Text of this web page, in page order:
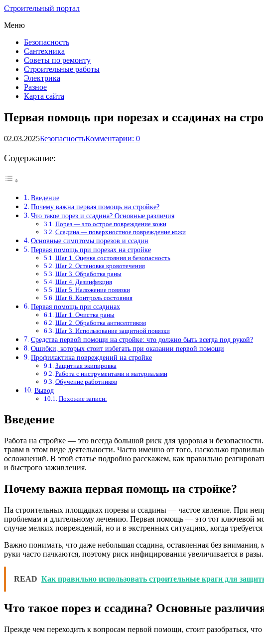
Строительный портал
Меню
Безопасность
Сантехника
Советы по ремонту
Строительные работы
Электрика
Разное
Карта сайта
Первая помощь при порезах и ссадинах на
02.03.2025БезопасностьКомментарии: 0
Содержание:
Введение
Почему важна первая помощь на стройке?
Что такое порез и ссадина? Основные различия
Порез — это острое повреждение кожи
Ссадина — поверхностное повреждение кожи
Основные симптомы порезов и ссадин
Первая помощь при порезах на стройке
Шаг 1. Оценка состояния и безопасность
Шаг 2. Остановка кровотечения
Шаг 3. Обработка раны
Шаг 4. Дезинфекция
Шаг 5. Наложение повязки
Шаг 6. Контроль состояния
Первая помощь при ссадинах
Шаг 1. Очистка раны
Шаг 2. Обработка антисептиком
Шаг 3. Использование защитной повязки
Средства первой помощи на стройке: что должно быть всегда под рукой?
Ошибки, которых стоит избегать при оказании первой помощи
Профилактика повреждений на стройке
Защитная экипировка
Работа с инструментами и материалами
Обучение работников
Вывод
Похожие записи:
Введение
Работа на стройке — это всегда большой риск для здоровья и
травм в этом виде деятельности. Часто именно от того, насколько
осложнений. В этой статье подробно расскажем, как правильно
и быстрого заживления.
Почему важна первая помощь на стройке?
На строительных площадках порезы и ссадины — частое явление. При
проблемам и длительному лечению. Первая помощь — это тот ключевой
случае мелких повреждений, но и в экстренных ситуациях, когда
Важно понимать, что даже небольшая ссадина, оставленная без
руки часто пачкаются, поэтому риск инфицирования увеличивается в
READ Как правильно использовать строительные краги для
Что такое порез и ссадина? Основные
Прежде чем переходить к вопросам первой помощи, стоит разобраться,